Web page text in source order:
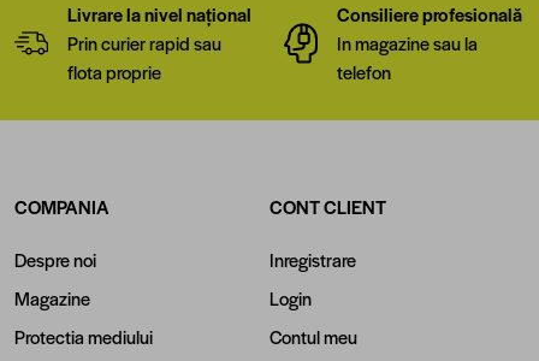
Livrare la nivel național
Prin curier rapid sau
flota proprie
Consiliere profesională
In magazine sau la
telefon
COMPANIA
Despre noi
Magazine
Protectia mediului
CONT CLIENT
Inregistrare
Login
Contul meu